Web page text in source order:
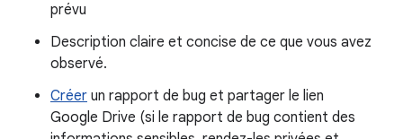
prévu
Description claire et concise de ce que vous avez
observé.
Créer un rapport de bug et partager le lien
Google Drive (si le rapport de bug contient des